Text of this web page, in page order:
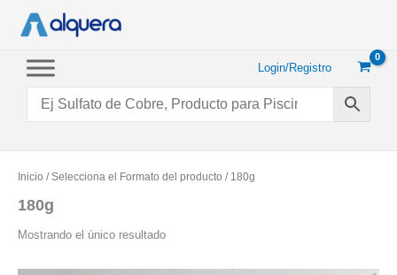
Login/Registro
Inicio / Selecciona el Formato del producto / 180g
180g
Mostrando el único resultado